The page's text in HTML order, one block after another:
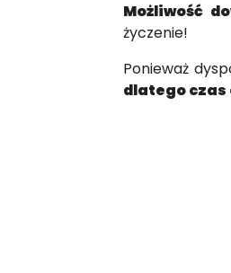
Możliwość
życzenie!
Ponieważ
dlatego czas